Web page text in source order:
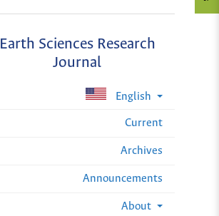
Earth Sciences Research
Journal
English
Current
Archives
Announcements
About